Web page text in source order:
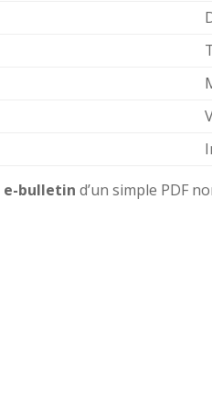
e-bulletin d’un simple PDF